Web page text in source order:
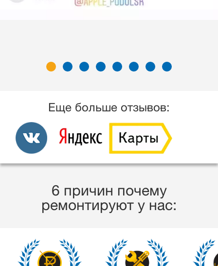
Еще больше отзывов:
6 причин почему
ремонтируют у нас: